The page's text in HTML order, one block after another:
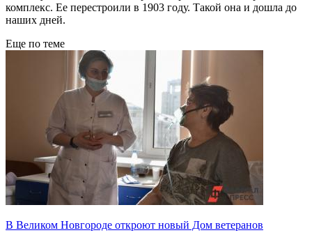
комплекс. Ее перестроили в 1903 году. Такой она и дошла до
наших дней.
Еще по теме
В Великом Новгороде откроют новый Дом ветеранов